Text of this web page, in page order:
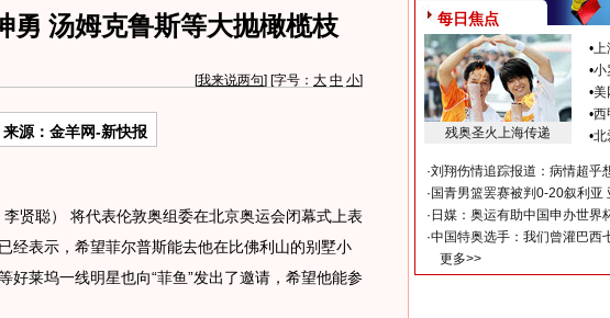
勇 汤姆克鲁斯等大抛橄榄枝
[我来说两句] [字号： 大 中 小]
来源：金羊网-新快报
聪） 将代表伦敦奥组委在北京奥运会闭幕式上表
经表示，希望菲尔普斯能去他在比佛利山的别墅小
好莱坞一线明星也向“菲鱼”发出了邀请，希望他能参
每日焦点
残奥圣火上海传递
•上
•小
•美
•西
•北
·刘翔伤情追踪报道：病情超乎
· 国青男篮罢赛被判0-20叙利亚
· 日媒：奥运有助中国申办世界
·中国特奥选手：我们曾灌巴西
更多>>